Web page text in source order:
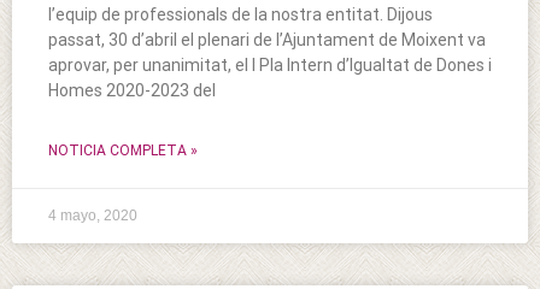
l’equip de professionals de la nostra entitat. Dijous
passat, 30 d’abril el plenari de l’Ajuntament de Moixent va
aprovar, per unanimitat, el I Pla Intern d’Igualtat de Dones i
Homes 2020-2023 del
NOTICIA COMPLETA »
4 mayo, 2020